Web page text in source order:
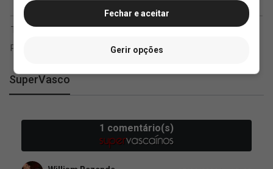
SuperVasco
Fechar e aceitar
Gerir opções